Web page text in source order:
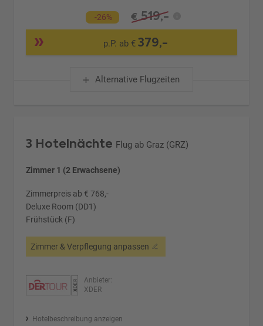
-26% € 519,-
p.P. ab €379,-
Alternative Flugzeiten
3 Hotelnächte Flug ab Graz (GRZ)
Zimmer 1 (2 Erwachsene)
Zimmerpreis ab € 768,-
Deluxe Room (DD1)
Frühstück (F)
Zimmer & Verpflegung anpassen
Anbieter:
XDER
Hotelbeschreibung anzeigen